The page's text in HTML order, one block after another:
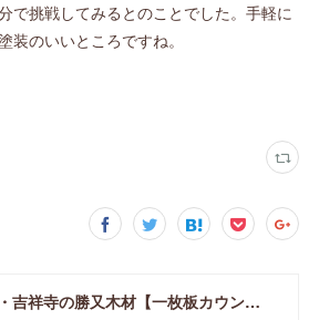
で挑戦してみるとのことでした。手軽に
装のいいところですね。
東京・吉祥寺の勝又木材【一枚板カウンター】